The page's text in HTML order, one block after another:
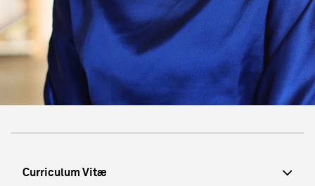
Curriculum Vitæ